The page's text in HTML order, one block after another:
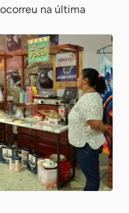
na última